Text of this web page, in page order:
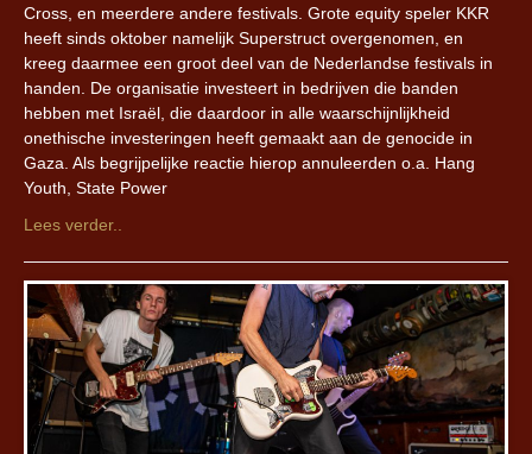
Cross, en meerdere andere festivals. Grote equity speler KKR
heeft sinds oktober namelijk Superstruct overgenomen, en
kreeg daarmee een groot deel van de Nederlandse festivals in
handen. De organisatie investeert in bedrijven die banden
hebben met Israël, die daardoor in alle waarschijnlijkheid
onethische investeringen heeft gemaakt aan de genocide in
Gaza. Als begrijpelijke reactie hierop annuleerden o.a. Hang
Youth, State Power
Lees verder..